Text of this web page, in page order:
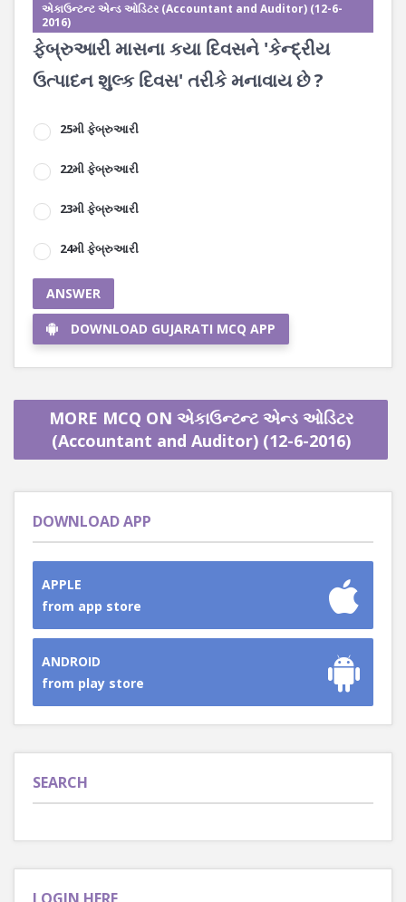
એકાઉન્ટન્ટ એન્ડ ઓડિટર (Accountant and Auditor) (12-6-
2016)
ફેબ્રુઆરી માસના કયા દિવસને 'કેન્દ્રીય
ઉત્પાદન શુલ્ક દિવસ' તરીકે મનાવાય છે ?
25મી ફેબ્રુઆરી
22મી ફેબ્રુઆરી
23મી ફેબ્રુઆરી
24મી ફેબ્રુઆરી
ANSWER
DOWNLOAD GUJARATI MCQ APP
MORE MCQ ON એકાઉન્ટન્ટ એન્ડ ઓડિટર
(Accountant and Auditor) (12-6-2016)
DOWNLOAD APP
APPLE
from app store
ANDROID
from play store
SEARCH